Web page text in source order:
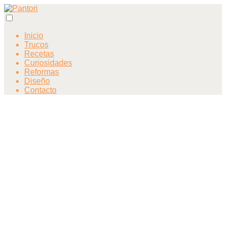
Inicio
Trucos
Recetas
Curiosidades
Reformas
Diseño
Contacto